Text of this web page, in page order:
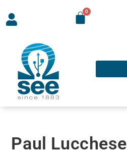
Paul Lucchese